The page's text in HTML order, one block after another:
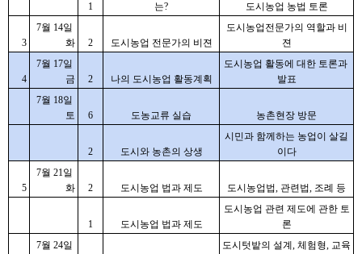
1
는?
도시농업 농법 토론
3
7월 14일
화
2 도시농업 전문가의 비젼
도시농업전문가의 역할과 비
젼
4
7월 17일
금
2 나의 도시농업 활동계획
도시농업 활동에 대한 토론과
발표
7월 18일
토
6 도농교류 실습 농촌현장 방문
2 도시와 농촌의 상생
시민과 함께하는 농업이 살길
이다
5
7월 21일
화
2 도시농업 법과 제도 도시농업법, 관련법, 조례 등
1 도시농업 법과 제도
도시농업 관련 제도에 관한 토
론
7월 24일
도시텃밭의 설계, 체험형, 교육